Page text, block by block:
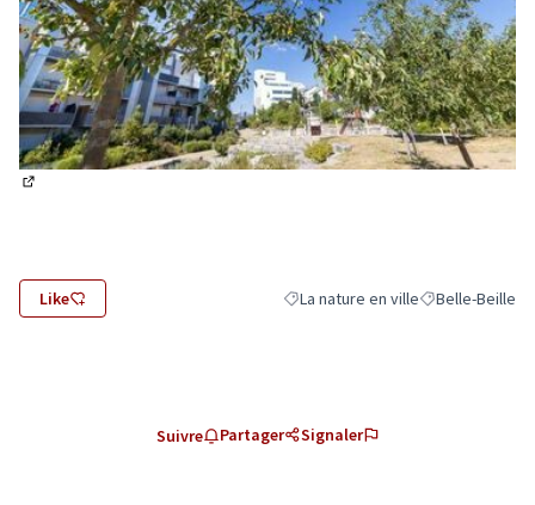
Like Filtrer les résultats de la catégorie
La nature en villeFiltrer les
Belle-Beille
Suivre Partager Signaler